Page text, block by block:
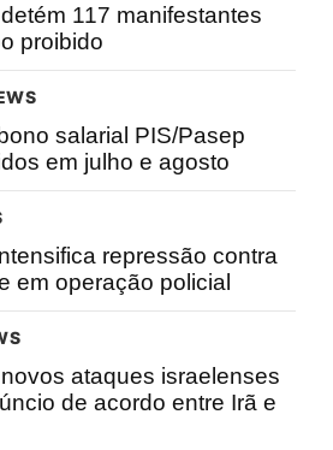
117 manifestantes
proibido
salarial PIS/Pasep
em julho e agosto
repressão contra
em operação policial
ataques israelenses
de acordo entre Irã e